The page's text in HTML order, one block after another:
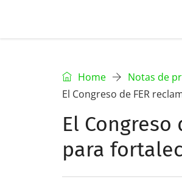
Home
Notas de
El Congreso de FER
El
para